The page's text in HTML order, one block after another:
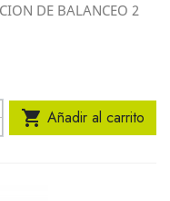
DE BALANCEO 2
 Añadir al carrito